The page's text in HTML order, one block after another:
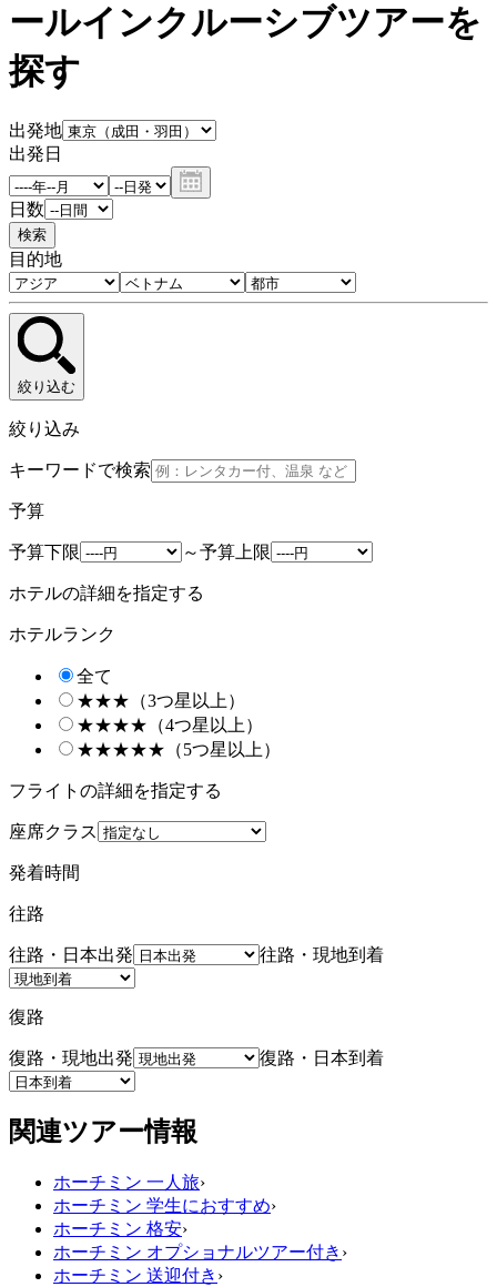
ールインクルーシブツアーを
探す
出発地
出発日
日数
検索
目的地
絞り込む
絞り込み
キーワードで検索
予算
予算下限 ～予算上限
ホテルの詳細を指定する
ホテルランク
全て
★★★（3つ星以上）
★★★★（4つ星以上）
★★★★★（5つ星以上）
フライトの詳細を指定する
座席クラス
発着時間
往路
往路・日本出発 往路・現地到着
復路
復路・現地出発 復路・日本到着
関連ツアー情報
ホーチミン 一人旅›
ホーチミン 学生におすすめ›
ホーチミン 格安›
ホーチミン オプショナルツアー付き ›
ホーチミン 送迎付き ›